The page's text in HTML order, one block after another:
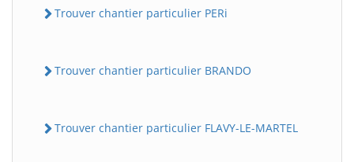
Trouver chantier particulier PERi
Trouver chantier particulier BRANDO
Trouver chantier particulier FLAVY-LE-MARTEL